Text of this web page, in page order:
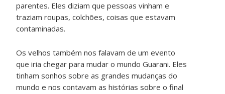
parentes. Eles diziam que pessoas vinham e
traziam roupas, colchões, coisas que estavam
contaminadas.
Os velhos também nos falavam de um evento
que iria chegar para mudar o mundo Guarani. Eles
tinham sonhos sobre as grandes mudanças do
mundo e nos contavam as histórias sobre o final